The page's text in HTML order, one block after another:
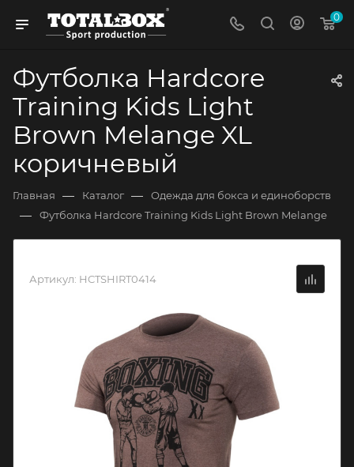
0
Футболка Hardcore
Training Kids Light
Brown Melange XL
коричневый
Главная — Каталог — Одежда для бокса и единоборств
— Футболка Hardcore Training Kids Light Brown Melange
Артикул: HCTSHIRT0414